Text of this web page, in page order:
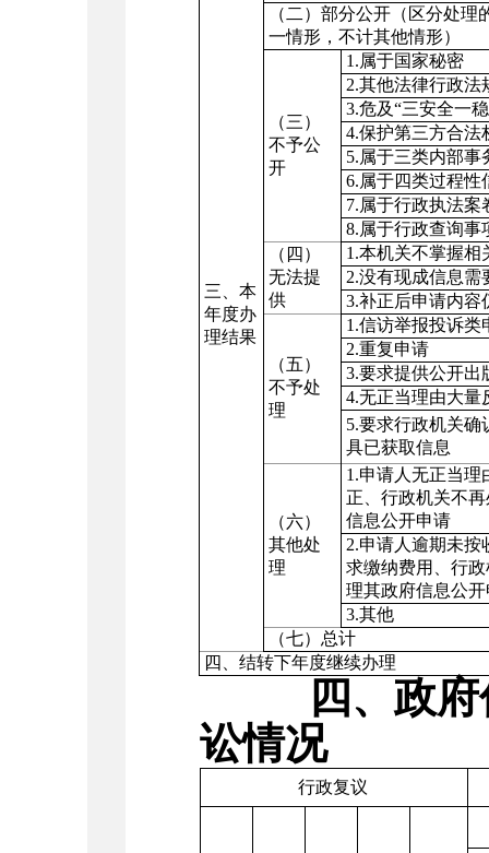
三、本
年度办
理结果
（二）部分公开（区分处理
一情形，不计其他情形）
（三）
不予公
开
1.属于国家秘密
2.其他法律行政法
3.危及“三安全一
4.保护第三方合法
5.属于三类内部事
6.属于四类过程性
7.属于行政执法案
8.属于行政查询事
（四）
无法提
供
1.本机关不掌握相
2.没有现成信息需
3.补正后申请内容
（五）
不予处
理
1.信访举报投诉类
2.重复申请
3.要求提供公开出
4.无正当理由大量
5.要求行政机关确
具已获取信息
（六）
其他处
理
1.申请人无正当理
正、行政机关不
信息公开申请
2.申请人逾期未按
求缴纳费用、行
理其政府信息公
3.其他
（七）总计
四、结转下年度继续办理
四、政
讼情况
行政复议